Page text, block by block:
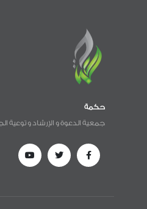
حكمة
جمعية الدعوة و الإرشاد و توعية